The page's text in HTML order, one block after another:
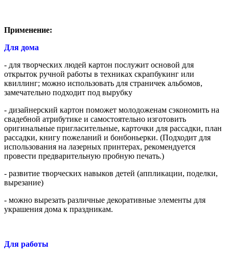
Применение:
Для дома
- для творческих людей картон послужит основой для
открыток ручной работы в техниках скрапбукинг или
квиллинг; можно использовать для страничек альбомов,
замечательно подходит под вырубку
- дизайнерский картон поможет молодоженам сэкономить на
свадебной атрибутике и самостоятельно изготовить
оригинальные пригласительные, карточки для рассадки, план
рассадки, книгу пожеланий и бонбоньерки. (Подходит для
использования на лазерных принтерах, рекомендуется
провести предварительную пробную печать.)
- развитие творческих навыков детей (аппликации, поделки,
вырезание)
- можно вырезать различные декоративные элементы для
украшения дома к праздникам.
Для работы